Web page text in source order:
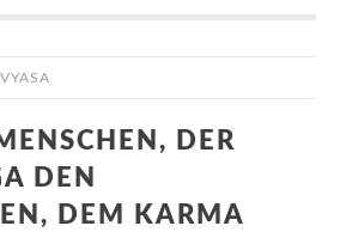
VYASA
DER
DEN
DEM KARMA